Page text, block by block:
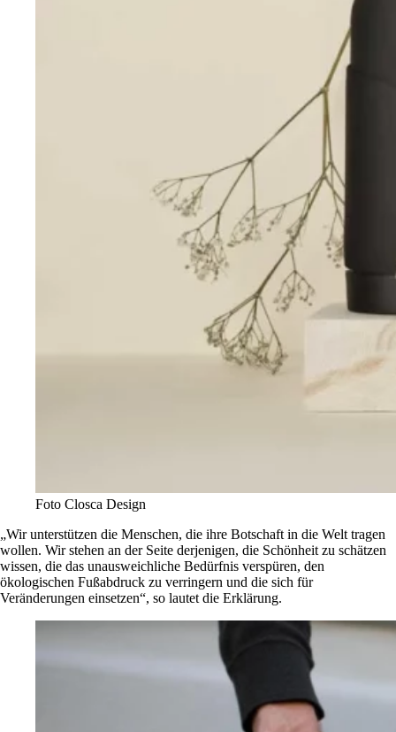
Foto Closca Design
„Wir unterstützen die Menschen, die ihre Botschaft in die Welt tragen
wollen. Wir stehen an der Seite derjenigen, die Schönheit zu schätzen
wissen, die das unausweichliche Bedürfnis verspüren, den
ökologischen Fußabdruck zu verringern und die sich für
Veränderungen einsetzen“, so lautet die Erklärung.